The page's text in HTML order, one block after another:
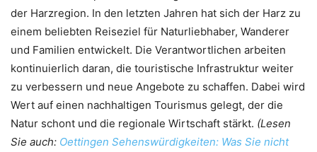
der Harzregion. In den letzten Jahren hat sich der Harz zu
einem beliebten Reiseziel für Naturliebhaber, Wanderer
und Familien entwickelt. Die Verantwortlichen arbeiten
kontinuierlich daran, die touristische Infrastruktur weiter
zu verbessern und neue Angebote zu schaffen. Dabei wird
Wert auf einen nachhaltigen Tourismus gelegt, der die
Natur schont und die regionale Wirtschaft stärkt. (Lesen
Sie auch: Oettingen Sehenswürdigkeiten: Was Sie nicht